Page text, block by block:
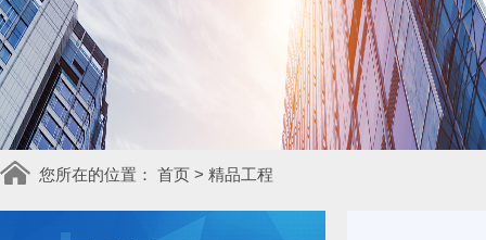
您所在的位置： 首页 > 精品工程